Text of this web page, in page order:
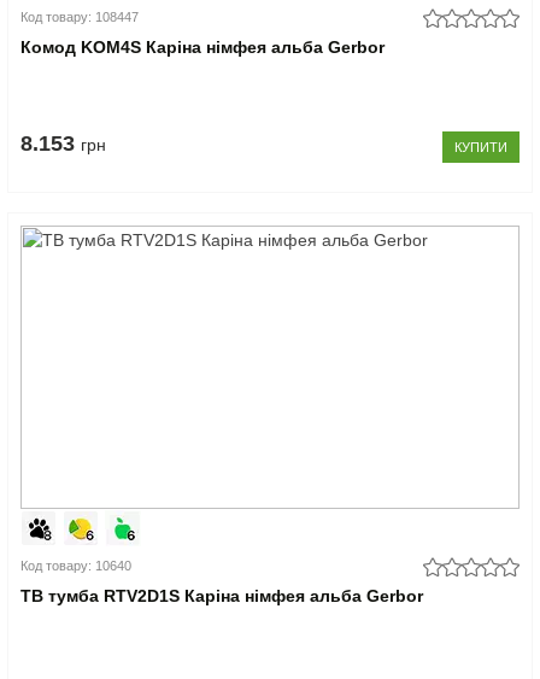
Код товару: 108447
Комод KOM4S Каріна німфея альба Gerbor
8.153 грн КУПИТИ
Код товару: 10640
ТВ тумба RTV2D1S Каріна німфея альба Gerbor